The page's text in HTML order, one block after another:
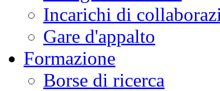
Incarichi di
Gare d'appalto
Formazione
Borse di ricerca